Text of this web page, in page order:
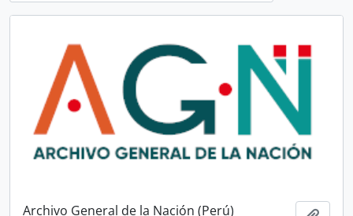
Archivo General de la Nación (Perú)